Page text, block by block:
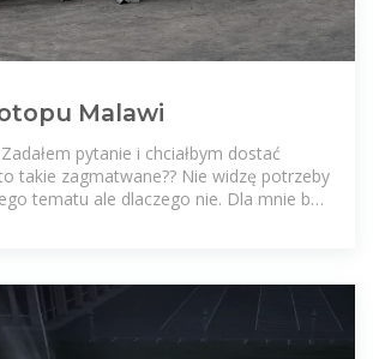
Malawi
pytanie i chciałbym dostać
takie zagmatwane?? Nie widzę potrzeby
tematu ale dlaczego nie. Dla mnie bez